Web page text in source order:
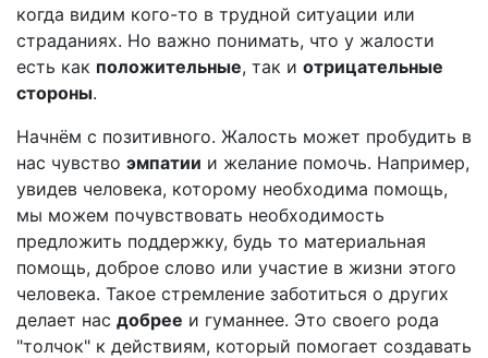
когда видим кого-то в трудной ситуации или
страданиях. Но важно понимать, что у жалости
есть как положительные, так и отрицательные
стороны.
Начнём с позитивного. Жалость может пробудить в
нас чувство эмпатии и желание помочь. Например,
увидев человека, которому необходима помощь,
мы можем почувствовать необходимость
предложить поддержку, будь то материальная
помощь, доброе слово или участие в жизни этого
человека. Такое стремление заботиться о других
делает нас добрее и гуманнее. Это своего рода
"толчок" к действиям, который помогает создавать